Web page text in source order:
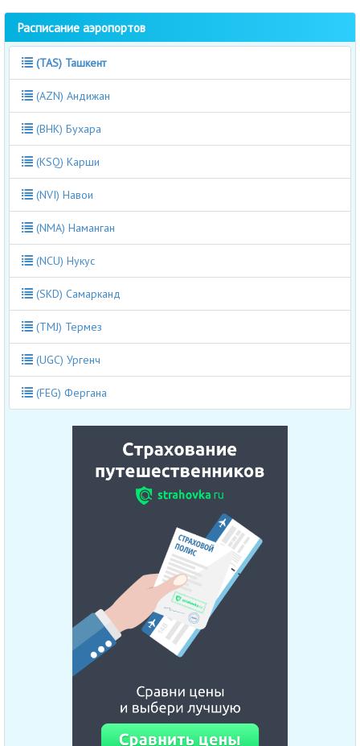
Расписание аэропортов
(TAS) Ташкент
(AZN) Андижан
(BHK) Бухара
(KSQ) Карши
(NVI) Навои
(NMA) Наманган
(NCU) Нукус
(SKD) Самарканд
(TMJ) Термез
(UGC) Ургенч
(FEG) Фергана